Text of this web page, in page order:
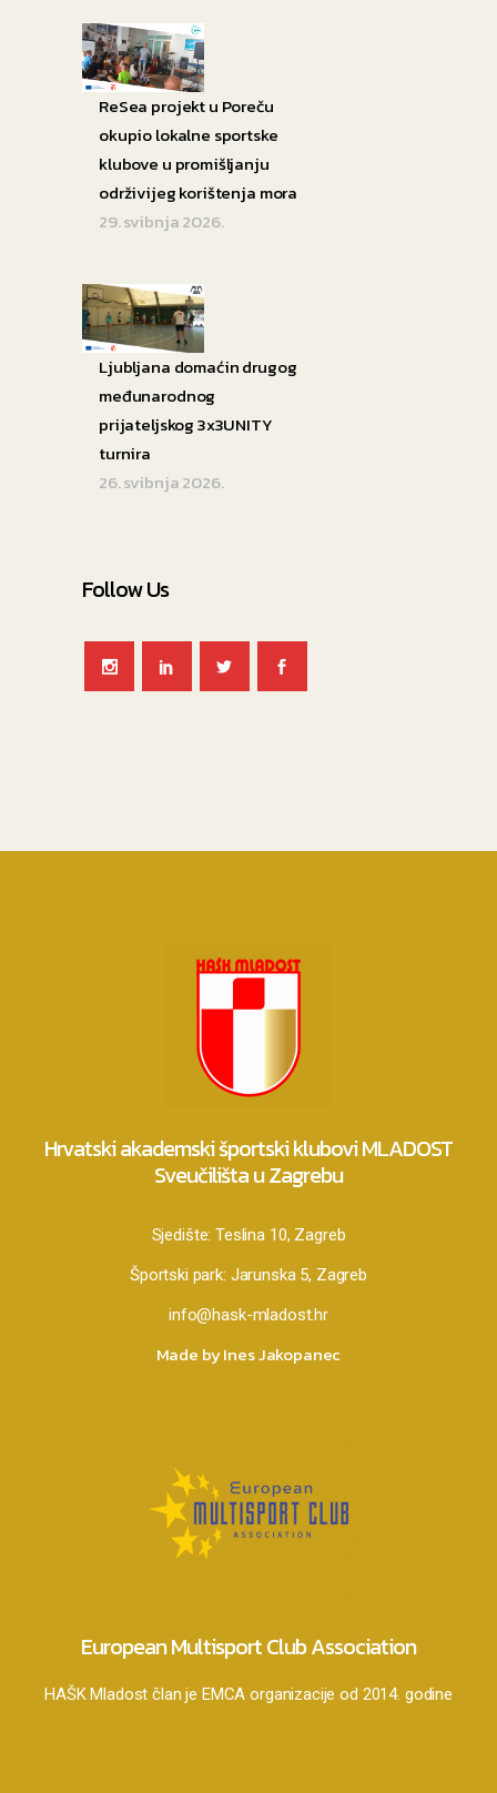
ReSea projekt u Poreču
okupio lokalne sportske
klubove u promišljanju
održivijeg korištenja mora
29. svibnja 2026.
Ljubljana domaćin drugog
međunarodnog
prijateljskog 3x3UNITY
turnira
26. svibnja 2026.
Follow Us
Hrvatski akademski športski klubovi MLADOST
Sveučilišta u Zagrebu
Sjedište:Teslina 10, Zagreb
Športski park: Jarunska 5, Zagreb
info@hask-mladost.hr
Made by Ines Jakopanec
European Multisport Club Association
HAŠK Mladost član je EMCA organizacije od 2014. godine